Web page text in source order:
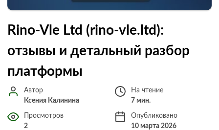
Rino-Vle Ltd (rino-vle.ltd):
отзывы и детальный разбор
платформы
Автор
Ксения Калинина
На чтение
7 мин.
Просмотров
2
Опубликовано
10 марта 2026